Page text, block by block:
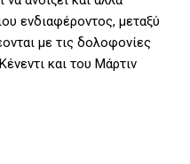
ενδιαφέροντος, μεταξύ
με τις δολοφονίες
και του Μάρτιν